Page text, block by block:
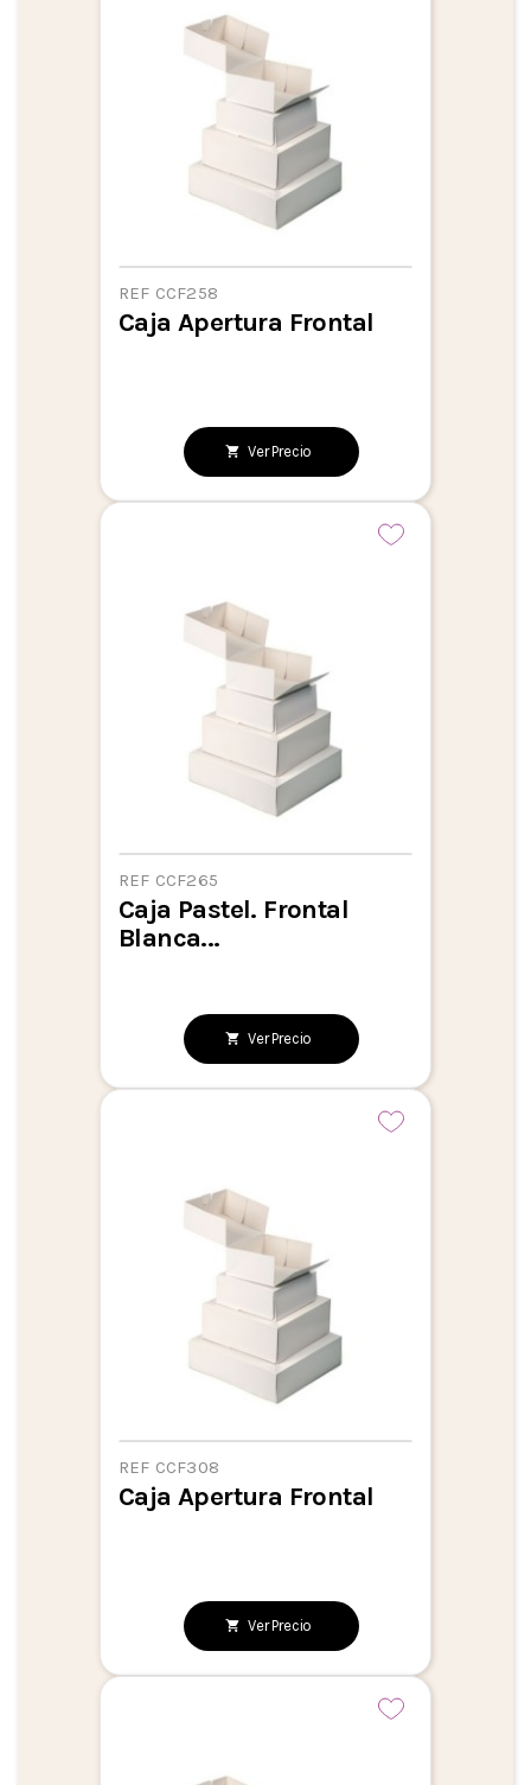
REF CCF258
Caja Apertura Frontal
Ver Precio
REF CCF265
Caja Pastel. Frontal
Blanca...
Ver Precio
REF CCF308
Caja Apertura Frontal
Ver Precio